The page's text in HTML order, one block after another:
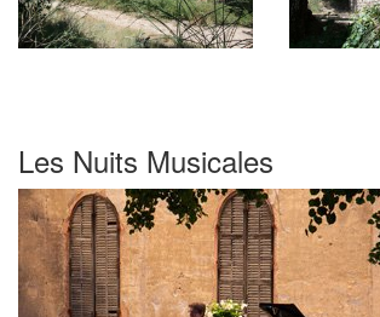
Les Nuits Musicales